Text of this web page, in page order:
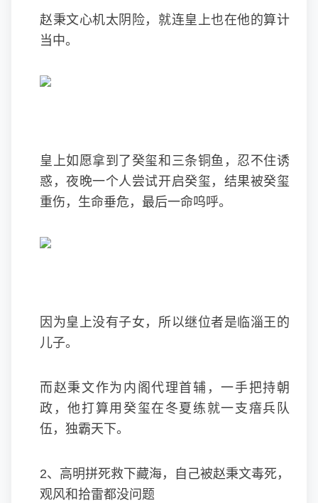
赵秉文心机太阴险，就连皇上也在他的算计
当中。
皇上如愿拿到了癸玺和三条铜鱼，忍不住诱
惑，夜晚一个人尝试开启癸玺，结果被癸玺
重伤，生命垂危，最后一命呜呼。
因为皇上没有子女，所以继位者是临淄王的
儿子。
而赵秉文作为内阁代理首辅，一手把持朝
政，他打算用癸玺在冬夏练就一支瘖兵队
伍，独霸天下。
2、高明拼死救下藏海，自己被赵秉文毒死，
观风和拾雷都没问题